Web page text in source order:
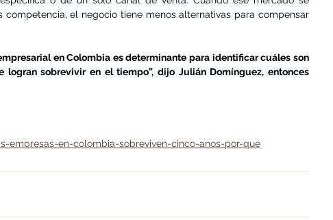
el negocio tiene menos alternativas para compensar
en Colombia es determinante para identificar cuáles son
sobrevivir en el tiempo”, dijo Julián Domínguez, entonces
en-colombia-sobreviven-cinco-anos-por-que